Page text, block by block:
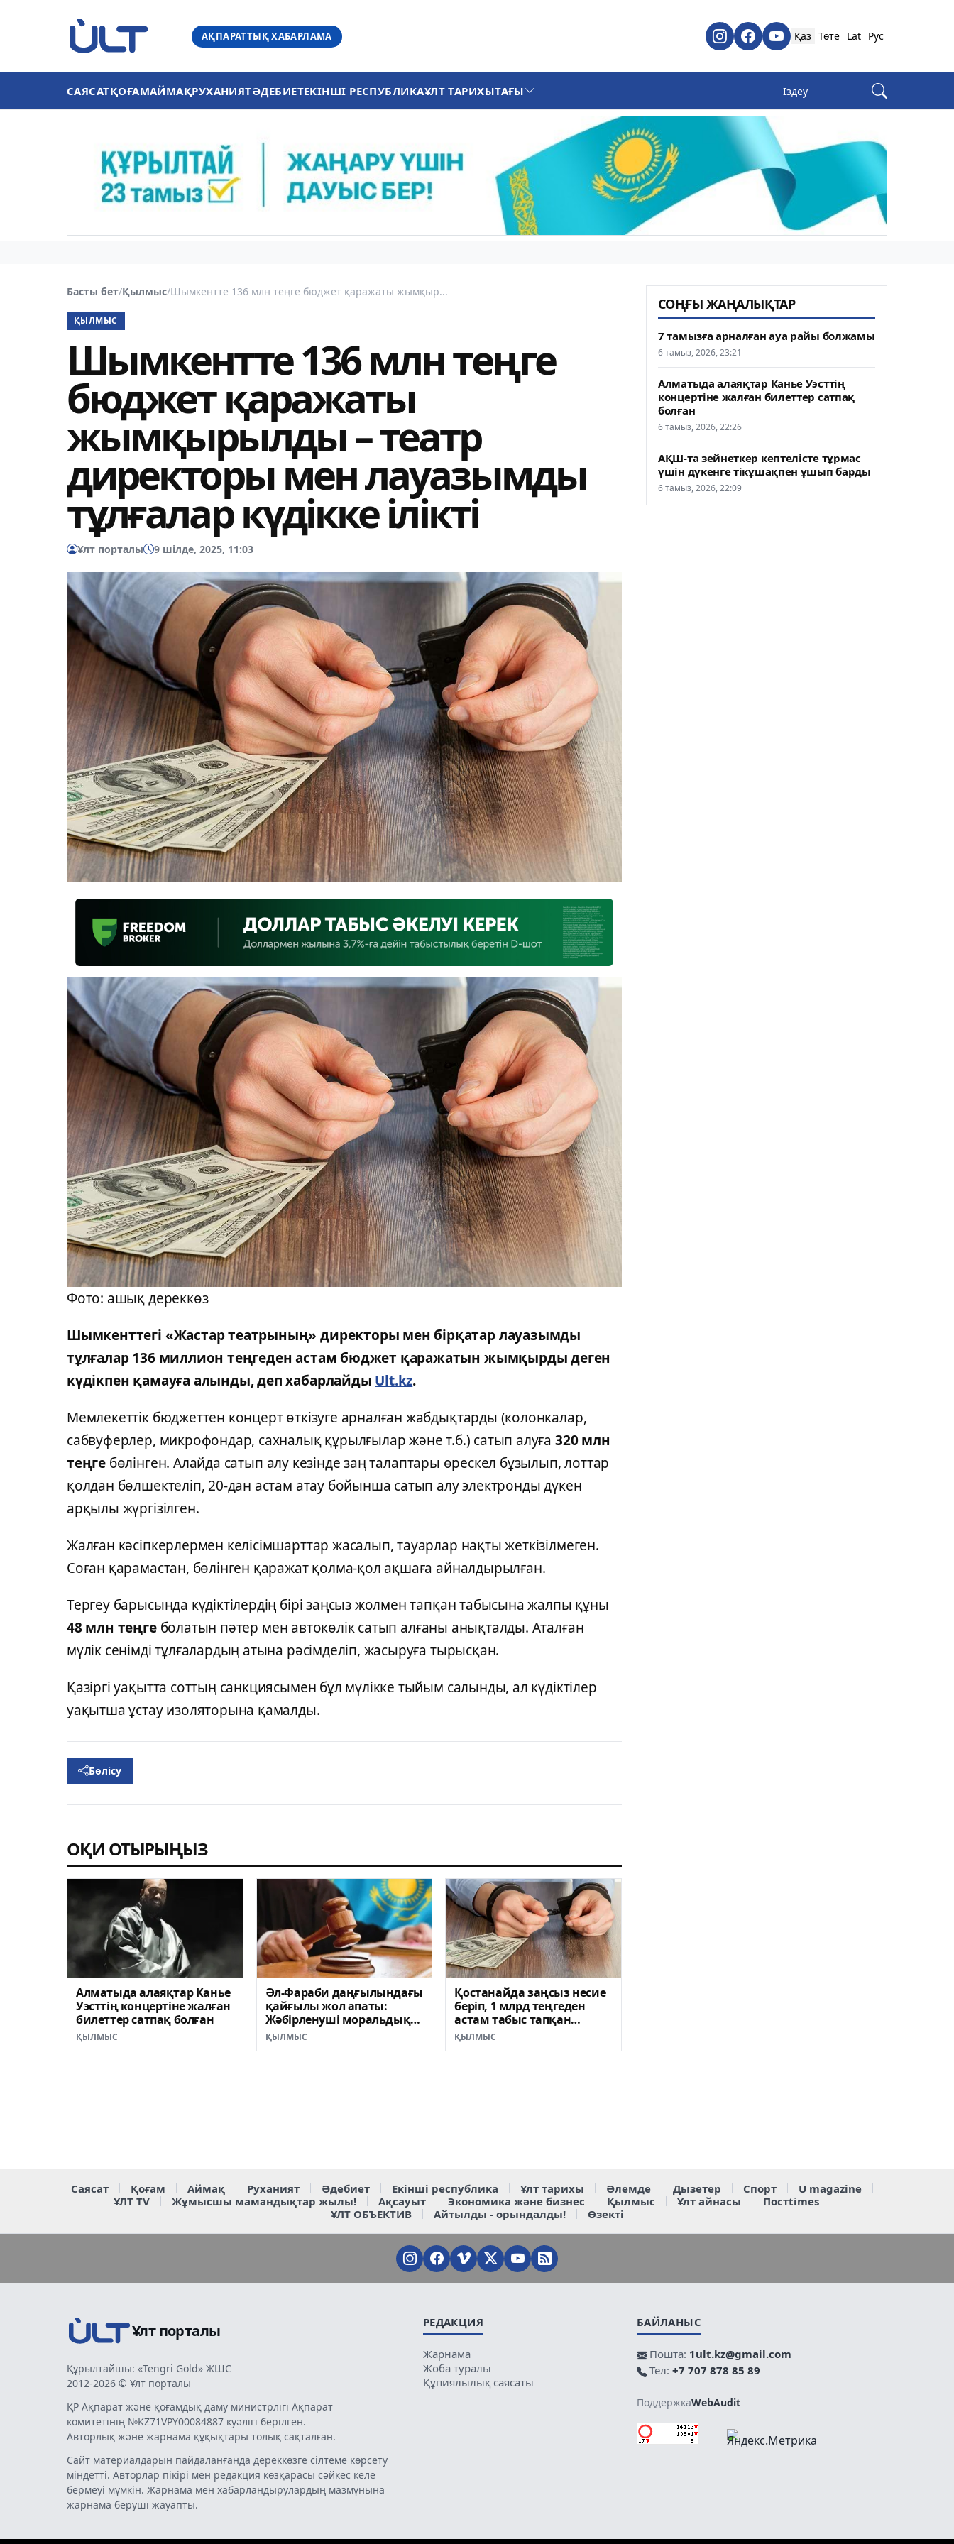
АҚПАРАТТЫҚ ХАБАРЛАМА Қаз Төте Lat Рус
САЯСАТҚОҒАМАЙМАҚРУХАНИЯТӘДЕБИЕТЕКІНШІ РЕСПУБЛИКАҰЛТ ТАРИХЫТАҒЫ
Басты бет/Қылмыс/Шымкентте 136 млн теңге бюджет қаражаты жымқыр...
ҚЫЛМЫС
Шымкентте 136 млн теңге
бюджет қаражаты
жымқырылды – театр
директоры мен лауазымды
тұлғалар күдікке ілікті
Ұлт порталы 9 шілде, 2025, 11:03
Фото: ашық дереккөз
Шымкенттегі «Жастар театрының» директоры мен бірқатар лауазымды
тұлғалар 136 миллион теңгеден астам бюджет қаражатын жымқырды деген
күдікпен қамауға алынды, деп хабарлайды Ult.kz.
Мемлекеттік бюджеттен концерт өткізуге арналған жабдықтарды (колонкалар,
сабвуферлер, микрофондар, сахналық құрылғылар және т.б.) сатып алуға 320 млн
теңге бөлінген. Алайда сатып алу кезінде заң талаптары өрескел бұзылып, лоттар
қолдан бөлшектеліп, 20-дан астам атау бойынша сатып алу электронды дүкен
арқылы жүргізілген.
Жалған кәсіпкерлермен келісімшарттар жасалып, тауарлар нақты жеткізілмеген.
Соған қарамастан, бөлінген қаражат қолма-қол ақшаға айналдырылған.
Тергеу барысында күдіктілердің бірі заңсыз жолмен тапқан табысына жалпы құны
48 млн теңгеболатын пәтер мен автокөлік сатып алғаны анықталды. Аталған
мүлік сенімді тұлғалардың атына рәсімделіп, жасыруға тырысқан.
Қазіргі уақытта соттың санкциясымен бұл мүлікке тыйым салынды, ал күдіктілер
уақытша ұстау изоляторына қамалды.
Бөлісу
ОҚИ ОТЫРЫҢЫЗ
Алматыда алаяқтар Канье
Уэсттің концертіне жалған
билеттер сатпақ болған
ҚЫЛМЫС
Әл-Фараби даңғылындағы
қайғылы жол апаты:
Жәбірленуші моральдық
шығын 100 миллион теңге
сұрады
ҚЫЛМЫС
Қостанайда заңсыз несие
беріп, 1 млрд теңгеден
астам табыс тапқан
тұрғын сотталды
ҚЫЛМЫС
СОҢҒЫ ЖАҢАЛЫҚТАР
7 тамызға арналған ауа райы болжамы
6 тамыз, 2026, 23:21
Алматыда алаяқтар Канье Уэсттің
концертіне жалған билеттер сатпақ
болған
6 тамыз, 2026, 22:26
АҚШ-та зейнеткер кептелісте тұрмас
үшін дүкенге тікұшақпен ұшып барды
6 тамыз, 2026, 22:09
Саясат Қоғам Аймақ Руханият Әдебиет Екінші республика Ұлт тарихы Әлемде Дызетер Спорт
U magazine
ҰЛТ TV
Жұмысшы мамандықтар жылы! Ақсауыт Экономика және бизнес Қылмыс Ұлт айнасы
Постtimes
ҰЛТ ОБЪЕКТИВ
Айтылды - орындалды! Өзекті
Ұлт порталы
Құрылтайшы: «Tengri Gold» ЖШС
2012-2026 © Ұлт порталы
ҚР Ақпарат және қоғамдық даму министрлігі Ақпарат
комитетінің №KZ71VPY00084887 куәлігі берілген.
Авторлық және жарнама құқықтары толық сақталған.
Сайт материалдарын пайдаланғанда дереккөзге сілтеме көрсету
міндетті. Авторлар пікірі мен редакция көзқарасы сәйкес келе
бермеуі мүмкін. Жарнама мен хабарландырулардың мазмұнына
жарнама беруші жауапты.
РЕДАКЦИЯ
Жарнама
Жоба туралы
Құпиялылық саясаты
БАЙЛАНЫС
Пошта: 1ult.kz@gmail.com
Тел: +7 707 878 85 89
ПоддержкаWebAudit